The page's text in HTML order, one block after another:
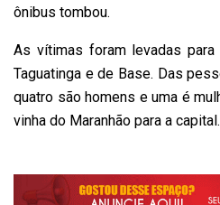
ônibus tombou.
As vítimas foram levadas
Taguatinga e de Base. Das
quatro são homens e uma é
vinha do Maranhão para a capital.